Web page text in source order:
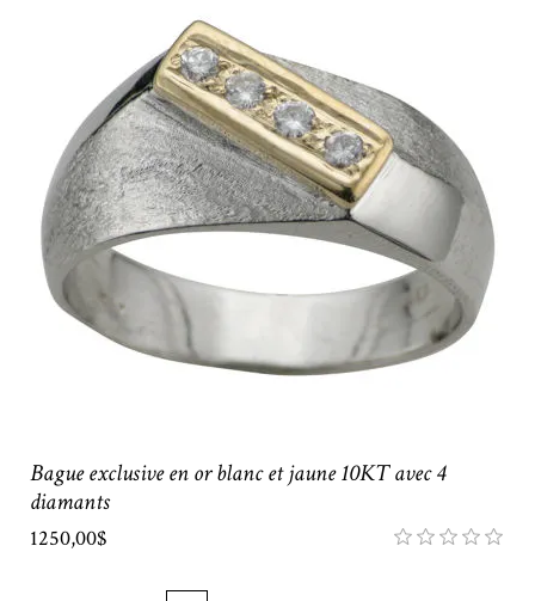
Bague exclusive en or blanc et jaune 10KT avec 4
diamants
1250,00$